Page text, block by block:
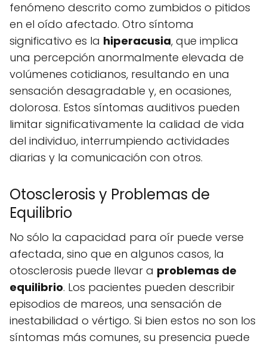
fenómeno descrito como zumbidos o pitidos
en el oído afectado. Otro síntoma
significativo es la hiperacusia, que implica
una percepción anormalmente elevada de
volúmenes cotidianos, resultando en una
sensación desagradable y, en ocasiones,
dolorosa. Estos síntomas auditivos pueden
limitar significativamente la calidad de vida
del individuo, interrumpiendo actividades
diarias y la comunicación con otros.
Otosclerosis y Problemas de
Equilibrio
No sólo la capacidad para oír puede verse
afectada, sino que en algunos casos, la
otosclerosis puede llevar a problemas de
equilibrio. Los pacientes pueden describir
episodios de mareos, una sensación de
inestabilidad o vértigo. Si bien estos no son los
síntomas más comunes, su presencia puede